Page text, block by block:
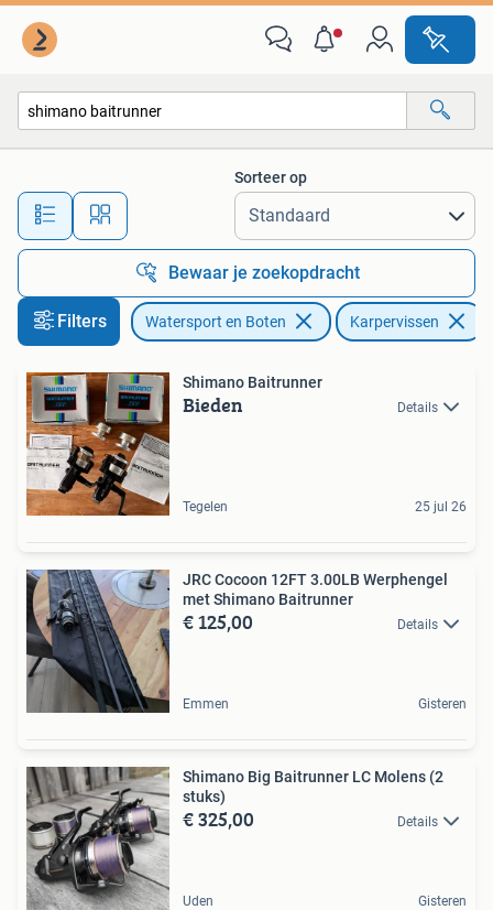
Alle afstanden…
Sorteer op
Bewaar je zoekopdracht
Filters Watersport en Boten Karpervissen
Shimano Baitrunner
Bieden Details
Tegelen 25 jul 26
JRC Cocoon 12FT 3.00LB Werphengel
met Shimano Baitrunner
€ 125,00 Details
Emmen Gisteren
Shimano Big Baitrunner LC Molens (2
stuks)
€ 325,00 Details
Uden Gisteren